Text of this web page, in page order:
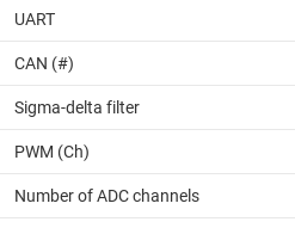
UART
CAN (#)
Sigma-delta filter
PWM (Ch)
Number of ADC channels